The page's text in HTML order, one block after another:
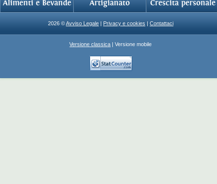
Alimenti e Bevande Artigianato Crescita personale
2026 ©Avviso Legale | Privacy e cookies | Contattaci
Versione classica | Versione mobile